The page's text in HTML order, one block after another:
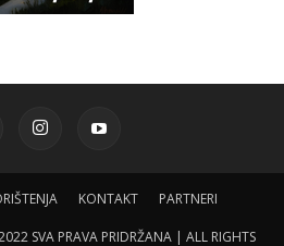
KONTAKT PARTNERI
SVA PRAVA PRIDRŽANA | ALL RIGHTS